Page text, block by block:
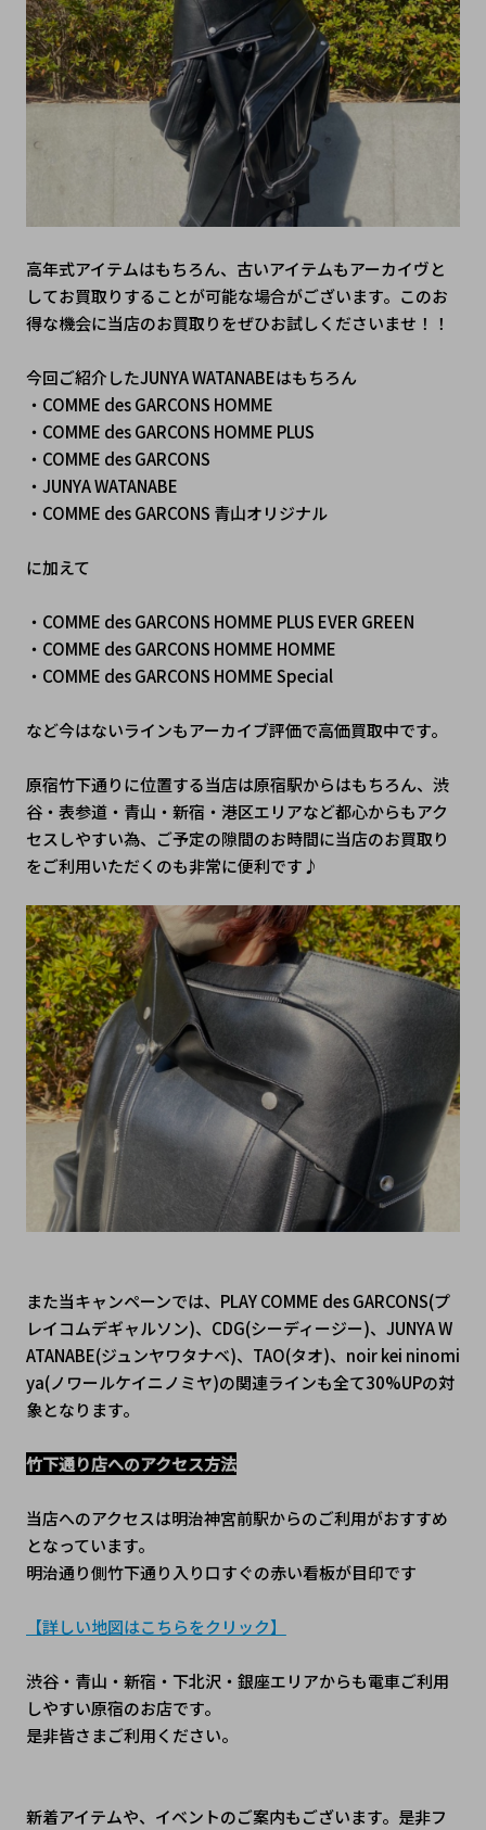
高年式アイテムはもちろん、古いアイテムもアーカイヴと
してお買取りすることが可能な場合がございます。このお
得な機会に当店のお買取りをぜひお試しくださいませ！！
今回ご紹介したJUNYA WATANABEはもちろん
・COMME des GARCONS HOMME
・COMME des GARCONS HOMME PLUS
・COMME des GARCONS
・JUNYA WATANABE
・COMME des GARCONS 青山オリジナル
に加えて
・COMME des GARCONS HOMME PLUS EVER GREEN
・COMME des GARCONS HOMME HOMME
・COMME des GARCONS HOMME Special
など今はないラインもアーカイブ評価で高価買取中です。
原宿竹下通りに位置する当店は原宿駅からはもちろん、渋
谷・表参道・青山・新宿・港区エリアなど都心からもアク
セスしやすい為、ご予定の隙間のお時間に当店のお買取り
をご利用いただくのも非常に便利です♪
また当キャンペーンでは、 PLAY COMME des GARCONS(プ
レイコムデギャルソン)、CDG(シーディージー)、JUNYA W
ATANABE(ジュンヤワタナベ)、TAO(タオ)、noir kei ninomi
ya(ノワールケイニノミヤ)の関連ラインも全て30%UPの対
象となります。
竹下通り店へのアクセス方法
当店へのアクセスは明治神宮前駅からのご利用がおすすめ
となっています。
明治通り側竹下通り入り口すぐの赤い看板が目印です
【詳しい地図はこちらをクリック】
渋谷・青山・新宿・下北沢・銀座エリアからも電車ご利用
しやすい原宿のお店です。
是非皆さまご利用ください。
新着アイテムや、イベントのご案内もございます。是非フ